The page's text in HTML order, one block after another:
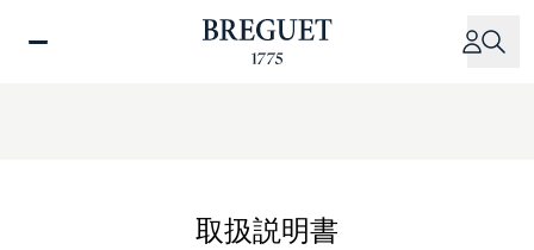
取扱説明書